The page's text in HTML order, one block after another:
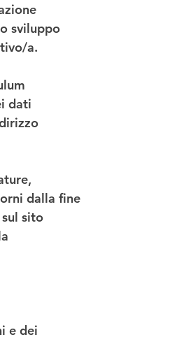
sviluppo
a.
dati
dalla fine
sito
e dei